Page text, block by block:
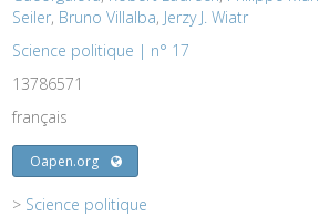
Seiler, Bruno Villalba, Jerzy J. Wiatr
Science politique | n° 17
13786571
français
Oapen.org
> Science politique